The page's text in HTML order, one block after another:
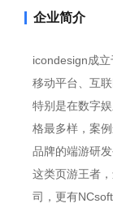
企业简介
icondesign成立
移动平台、互
特别是在数字
格最多样，案
品牌的端游研
这类页游王者
司，更有